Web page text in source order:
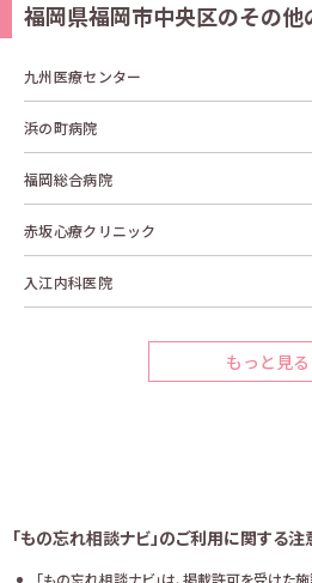
福岡県福岡市中央区のその他
九州医療センター
浜の町病院
福岡総合病院
赤坂心療クリニック
入江内科医院
もっと見る
「もの忘れ相談ナビ」のご利用に関する
「もの忘れ相談ナビ」は、掲載許可を受けた